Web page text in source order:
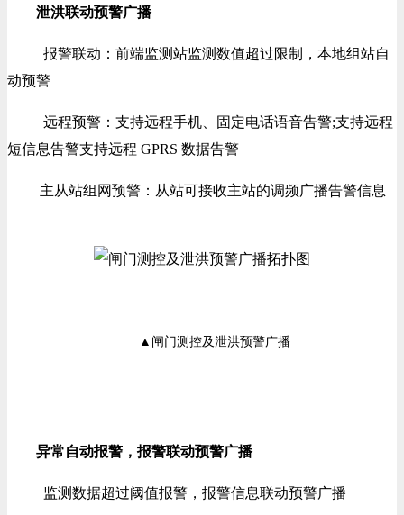
泄洪联动预警广播
报警联动：前端监测站监测数值超过限制，本地组站自
动预警
远程预警：支持远程手机、固定电话语音告警;支持远程
短信息告警支持远程 GPRS 数据告警
主从站组网预警：从站可接收主站的调频广播告警信息
▲闸门测控及泄洪预警广播
异常自动报警，报警联动预警广播
监测数据超过阈值报警，报警信息联动预警广播